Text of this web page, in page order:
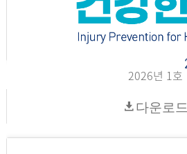
2026년 1호
다운로드